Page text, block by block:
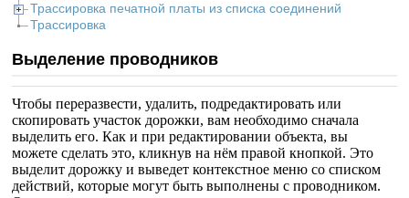
Трассировка печатной платы из списка соединений
Трассировка
Выделение проводников
Чтобы переразвести, удалить, подредактировать или
скопировать участок дорожки, вам необходимо сначала
выделить его. Как и при редактировании объекта, вы
можете сделать это, кликнув на нём правой кнопкой. Это
выделит дорожку и выведет контекстное меню со списком
действий, которые могут быть выполнены с проводником.